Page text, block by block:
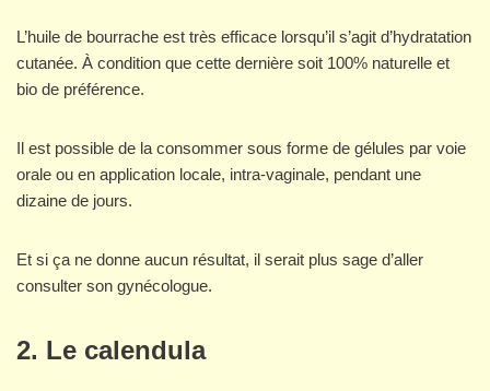
L’huile de bourrache est très efficace lorsqu’il s’agit d’hydratation
cutanée. À condition que cette dernière soit 100% naturelle et
bio de préférence.
Il est possible de la consommer sous forme de gélules par voie
orale ou en application locale, intra-vaginale, pendant une
dizaine de jours.
Et si ça ne donne aucun résultat, il serait plus sage d’aller
consulter son gynécologue.
2. Le calendula